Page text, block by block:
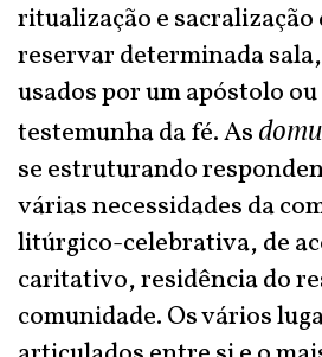
ritualização e sacralização
reservar determinada
usados por um apóstolo
testemunha da fé. As
se estruturando
várias necessidades da
litúrgico-celebrativa, de
caritativo, residência do
comunidade. Os vários